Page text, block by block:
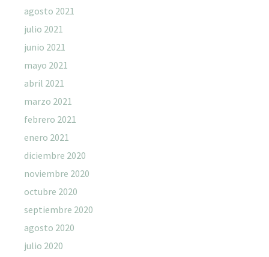
agosto 2021
julio 2021
junio 2021
mayo 2021
abril 2021
marzo 2021
febrero 2021
enero 2021
diciembre 2020
noviembre 2020
octubre 2020
septiembre 2020
agosto 2020
julio 2020